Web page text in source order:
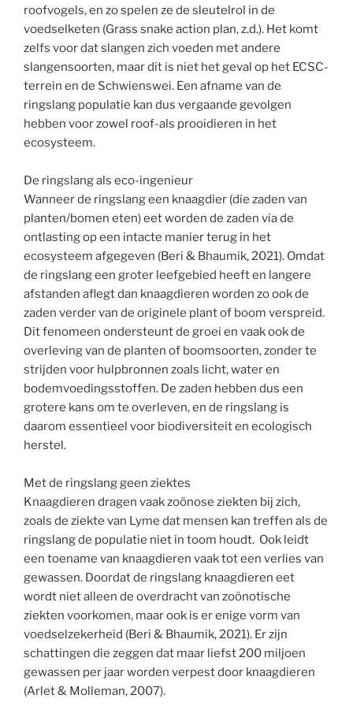
roofvogels, en zo spelen ze de sleutelrol in de
voedselketen (Grass snake action plan, z.d.). Het komt
zelfs voor dat slangen zich voeden met andere
slangensoorten, maar dit is niet het geval op het ECSC-
terrein en de Schwienswei. Een afname van de
ringslang populatie kan dus vergaande gevolgen
hebben voor zowel roof-als prooidieren in het
ecosysteem.
De ringslang als eco-ingenieur
Wanneer de ringslang een knaagdier (die zaden van
planten/bomen eten) eet worden de zaden via de
ontlasting op een intacte manier terug in het
ecosysteem afgegeven (Beri & Bhaumik, 2021). Omdat
de ringslang een groter leefgebied heeft en langere
afstanden aflegt dan knaagdieren worden zo ook de
zaden verder van de originele plant of boom verspreid.
Dit fenomeen ondersteunt de groei en vaak ook de
overleving van de planten of boomsoorten, zonder te
strijden voor hulpbronnen zoals licht, water en
bodemvoedingsstoffen. De zaden hebben dus een
grotere kans om te overleven, en de ringslang is
daarom essentieel voor biodiversiteit en ecologisch
herstel.
Met de ringslang geen ziektes
Knaagdieren dragen vaak zoönose ziekten bij zich,
zoals de ziekte van Lyme dat mensen kan treffen als de
ringslang de populatie niet in toom houdt. Ook leidt
een toename van knaagdieren vaak tot een verlies van
gewassen. Doordat de ringslang knaagdieren eet
wordt niet alleen de overdracht van zoönotische
ziekten voorkomen, maar ook is er enige vorm van
voedselzekerheid (Beri & Bhaumik, 2021). Er zijn
schattingen die zeggen dat maar liefst 200 miljoen
gewassen per jaar worden verpest door knaagdieren
(Arlet & Molleman, 2007).